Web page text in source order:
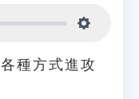
種方式進攻